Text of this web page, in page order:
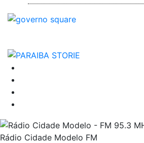
Rádio Cidade Modelo FM